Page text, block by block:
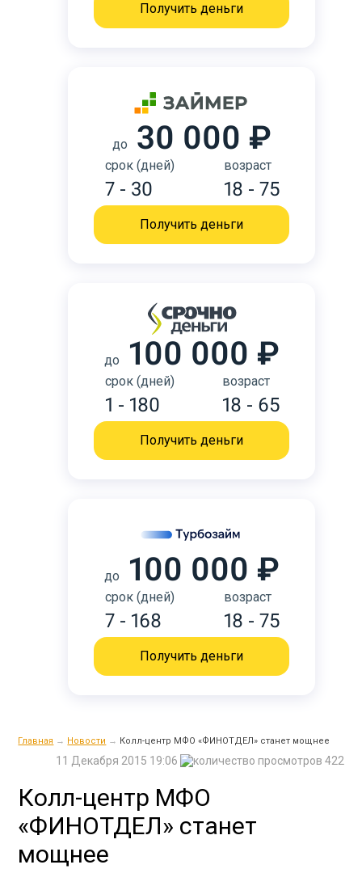
Получить деньги
до 30 000 ₽
срок (дней)
7 - 30
возраст
18 - 75
Получить деньги
до 100 000 ₽
срок (дней)
1 - 180
возраст
18 - 65
Получить деньги
до 100 000 ₽
срок (дней)
7 - 168
возраст
18 - 75
Получить деньги
Главная → Новости → Колл-центр МФО «ФИНОТДЕЛ» станет мощнее
422
11 Декабря 2015 19:06
Колл-центр МФО
«ФИНОТДЕЛ» станет
мощнее